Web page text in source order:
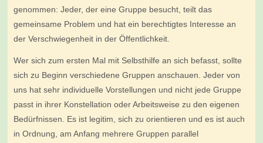
genommen: Jeder, der eine Gruppe besucht, teilt das
gemeinsame Problem und hat ein berechtigtes Interesse an
der Verschwiegenheit in der Öffentlichkeit.
Wer sich zum ersten Mal mit Selbsthilfe an sich befasst, sollte
sich zu Beginn verschiedene Gruppen anschauen. Jeder von
uns hat sehr individuelle Vorstellungen und nicht jede Gruppe
passt in ihrer Konstellation oder Arbeitsweise zu den eigenen
Bedürfnissen. Es ist legitim, sich zu orientieren und es ist auch
in Ordnung, am Anfang mehrere Gruppen parallel